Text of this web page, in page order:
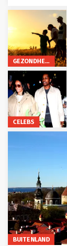
GEZONDHEID
CELEBS
BUITENLAND